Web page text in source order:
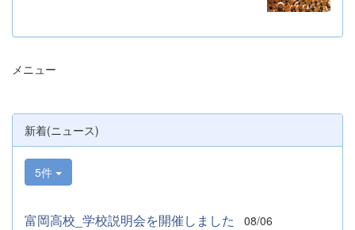
した。 また、各日およそ80名のボランテ
明、探究発表などの運営に携わりました。生
なお、本校は今年度、群馬県教育委員会か
らSAH+ Leading Schoolに認定されていま
す。富岡高校は、これからも「自ら考え、判
断し、行動できる生徒の育成」に取り組んで
まいります。
メニュー
新着(ニュース)
5件
富岡高校_学校説明会を開催しました 08/06